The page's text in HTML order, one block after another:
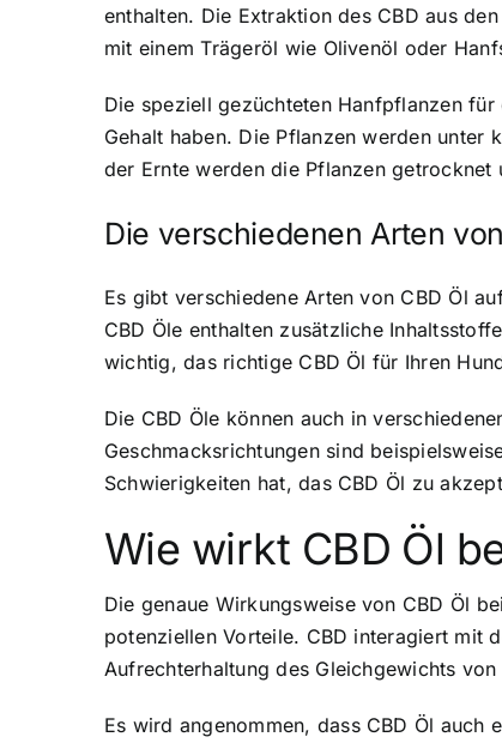
enthalten. Die Extraktion des CBD aus
mit einem Trägeröl wie Olivenöl oder
Die speziell gezüchteten Hanfpflanzen
Gehalt haben. Die Pflanzen werden unter
der Ernte werden die Pflanzen
Die verschiedenen Arten
Es gibt verschiedene Arten von CBD Öl
CBD Öle enthalten zusätzliche
wichtig, das richtige CBD Öl für Ihren
Die CBD Öle können auch in
Geschmacksrichtungen sind
Schwierigkeiten hat, das CBD Öl zu
Wie wirkt CBD Öl
Die genaue Wirkungsweise von CBD Öl
potenziellen Vorteile. CBD interagiert mit
Aufrechterhaltung des Gleichgewichts
Es wird angenommen, dass CBD Öl auch